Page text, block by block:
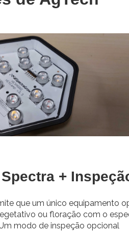
+
que um único equipamento
ou floração com o
modo de inspeção opcional